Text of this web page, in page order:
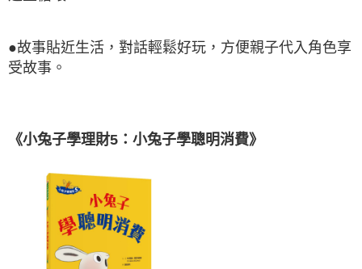
●故事貼近生活，對話輕鬆好玩，方便親子代入角色享
受故事。
《小兔子學理財5：小兔子學聰明消費》